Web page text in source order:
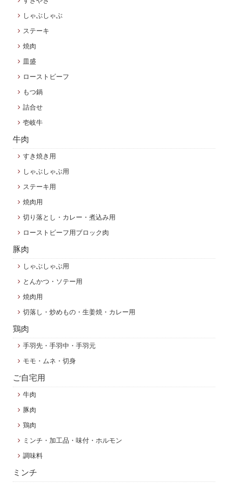
しゃぶしゃぶ
ステーキ
焼肉
皿盛
ローストビーフ
もつ鍋
詰合せ
壱岐牛
牛肉
すき焼き用
しゃぶしゃぶ用
ステーキ用
焼肉用
切り落とし・カレー・煮込み用
ローストビーフ用ブロック肉
豚肉
しゃぶしゃぶ用
とんかつ・ソテー用
焼肉用
切落し・炒めもの・生姜焼・カレー用
鶏肉
手羽先・手羽中・手羽元
モモ・ムネ・切身
ご自宅用
牛肉
豚肉
鶏肉
ミンチ・加工品・味付・ホルモン
調味料
ミンチ